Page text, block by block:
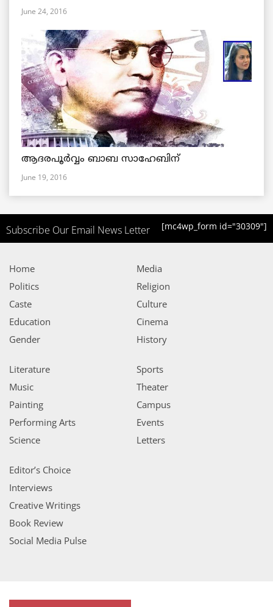
June 24, 2016
ആദരപൂര്‍വ്വം ബാബ സാഹേബിന്
June 19, 2016
Subscribe Our Email News Letter [mc4wp_form id="30309"]
Home
Politics
Caste
Education
Gender
Media
Religion
Culture
Cinema
History
Literature
Music
Painting
Performing Arts
Science
Sports
Theater
Campus
Events
Letters
Editor’s Choice
Interviews
Creative Writings
Book Review
Social Media Pulse